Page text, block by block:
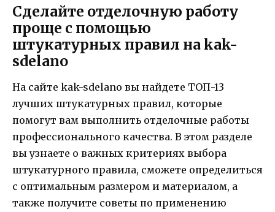
Сделайте отделочную работу
проще с помощью
штукатурных правил на kak-
sdelano
На сайте kak-sdelano вы найдете ТОП-13
лучших штукатурных правил, которые
помогут вам выполнить отделочные работы
профессионального качества. В этом разделе
вы узнаете о важных критериях выбора
штукатурного правила, сможете определиться
с оптимальным размером и материалом, а
также получите советы по применению